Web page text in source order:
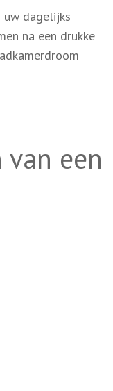
uw dagelijks
na een drukke
een